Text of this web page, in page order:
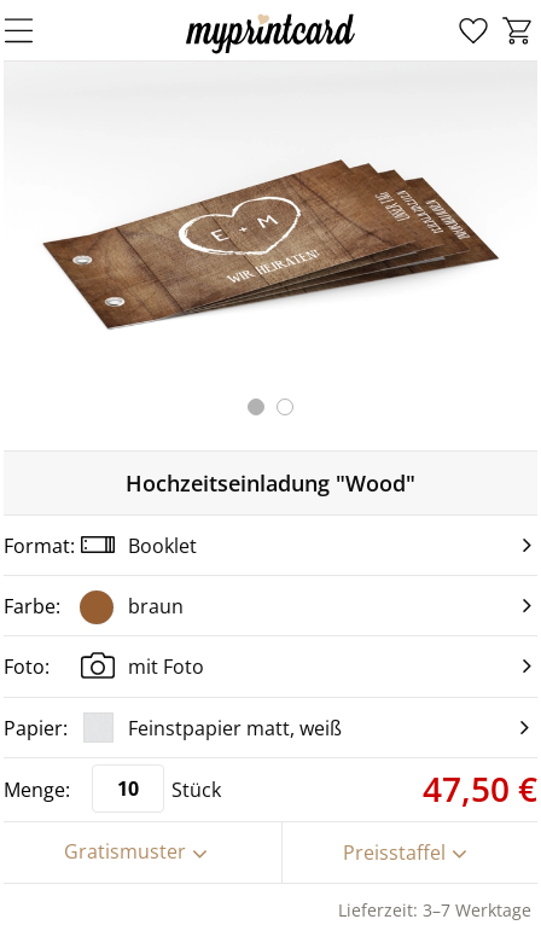
Hochzeitseinladung "Wood"
Booklet
braun
mit Foto
Feinstpapier matt, weiß
Stück 47,50 €
Gratismuster Preisstaffel
Lieferzeit: 3–7 Werktage